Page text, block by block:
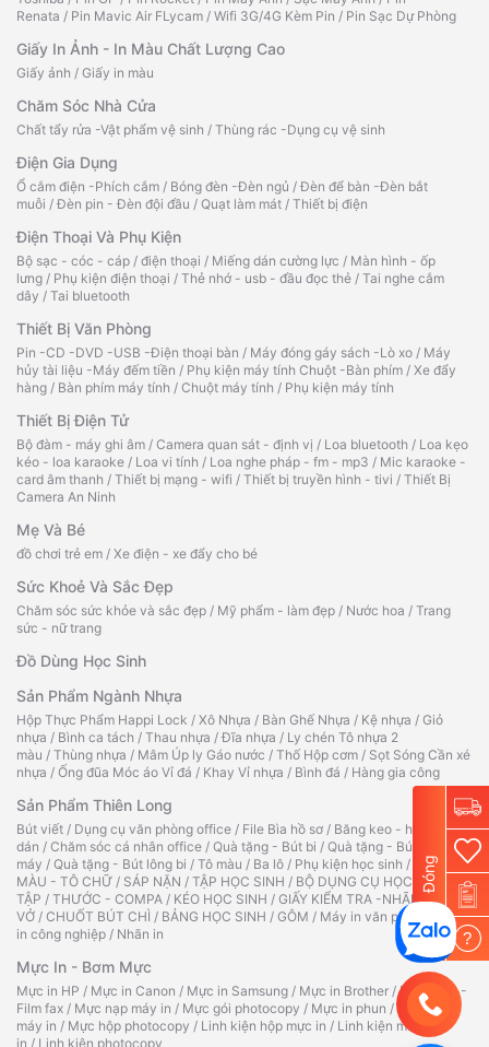
Renata / Pin Mavic Air FLycam / Wifi 3G/4G Kèm Pin / Pin Sạc Dự Phòng
Giấy In Ảnh - In Màu Chất Lượng Cao
Giấy ảnh / Giấy in màu
Chăm Sóc Nhà Cửa
Chất tẩy rửa -Vật phẩm vệ sinh / Thùng rác -Dụng cụ vệ sinh
Điện Gia Dụng
Ổ cắm điện -Phích cắm / Bóng đèn -Đèn ngủ /Đèn để bàn -Đèn bắt
muỗi /Đèn pin - Đèn đội đầu / Quạt làm mát / Thiết bị điện
Điện Thoại Và Phụ Kiện
Bộ sạc - cóc - cáp / điện thoại / Miếng dán cường lực / Màn hình - ốp
lưng / Phụ kiện điện thoại / Thẻ nhớ - usb - đầu đọc thẻ / Tai nghe cắm
dây / Tai bluetooth
Thiết Bị Văn Phòng
Pin -CD -DVD -USB -Điện thoại bàn / Máy đóng gáy sách -Lò xo / Máy
hủy tài liệu -Máy đếm tiền / Phụ kiện máy tính Chuột -Bàn phím / Xe đẩy
hàng / Bàn phím máy tính / Chuột máy tính / Phụ kiện máy tính
Thiết Bị Điện Tử
Bộ đàm - máy ghi âm / Camera quan sát - định vị / Loa bluetooth / Loa kẹo
kéo - loa karaoke / Loa vi tính / Loa nghe pháp - fm - mp3 / Mic karaoke -
card âm thanh / Thiết bị mạng - wifi / Thiết bị truyền hình - tivi / Thiết Bị
Camera An Ninh
Mẹ Và Bé
đồ chơi trẻ em / Xe điện - xe đẩy cho bé
Sức Khoẻ Và Sắc Đẹp
Chăm sóc sức khỏe và sắc đẹp / Mỹ phẩm - làm đẹp / Nước hoa / Trang
sức - nữ trang
Đồ Dùng Học Sinh
Sản Phẩm Ngành Nhựa
Hộp Thực Phẩm Happi Lock / Xô Nhựa / Bàn Ghế Nhựa / Kệ nhựa / Giỏ
nhựa / Bình ca tách / Thau nhựa /Đĩa nhựa / Ly chén Tô nhựa 2
màu / Thùng nhựa / Mâm Úp ly Gáo nước / Thố Hộp cơm / Sọt Sóng Cần xé
nhựa / Ống đũa Móc áo Vỉ đá / Khay Vỉ nhựa / Bình đá / Hàng gia công
Sản Phẩm Thiên Long
Bút viết / Dụng cụ văn phòng office / File Bìa hồ sơ / Băng keo - hồ
dán / Chăm sóc cá nhân office / Quà tặng - Bút bi / Quà tặng - Bút
máy / Quà tặng - Bút lông bi / Tô màu / Ba lô / Phụ kiện học sinh /
TẬP TÔ
MÀU - TÔ CHỮ / SÁP NẶN / TẬP HỌC SINH / BỘ DỤNG CỤ HỌC
TẬP / THƯỚC - COMPA / KÉO HỌC SINH / GIẤY KIỂM TRA -NHÃN
VỞ / CHUỐT BÚT CHÌ / BẢNG HỌC SINH / GÔM / Máy in văn phòng
Máy
in công nghiệp / Nhãn in
Mực In - Bơm Mực
Mực in HP / Mực in Canon / Mực in Samsung / Mực in Brother /Ruy băng -
Film fax / Mực nạp máy in / Mực gói photocopy / Mực in phun / Hộp mực
máy in / Mực hộp photocopy / Linh kiện hộp mực in / Linh kiện máy
in / Linh kiện photocopy
Đóng
?